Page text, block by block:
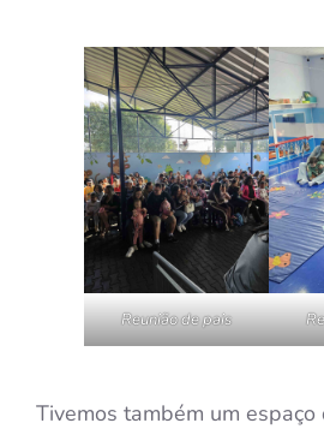
Reunião de pais
Tivemos também um espaço